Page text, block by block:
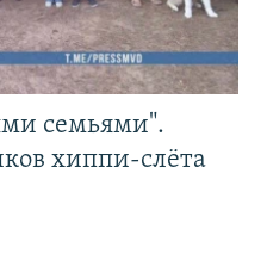
семьями".
хиппи-слёта